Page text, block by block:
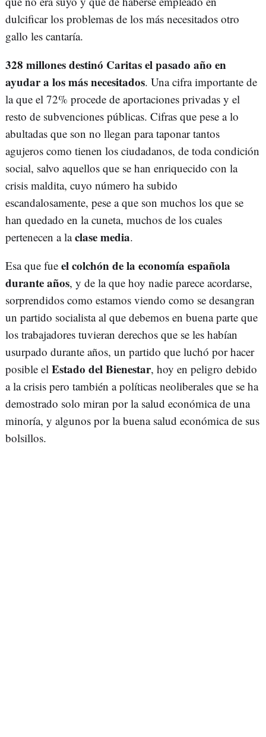
dulcificar los problemas de los más necesitados otro
gallo les cantaría.
328 millones destinó Caritas el pasado año en
ayudar a los más necesitados. Una cifra importante de
la que el 72% procede de aportaciones privadas y el
resto de subvenciones públicas. Cifras que pese a lo
abultadas que son no llegan para taponar tantos
agujeros como tienen los ciudadanos, de toda condición
social, salvo aquellos que se han enriquecido con la
crisis maldita, cuyo número ha subido
escandalosamente, pese a que son muchos los que se
han quedado en la cuneta, muchos de los cuales
pertenecen a laclase media.
Esa que fue el colchón de la economía española
durante años, y de la que hoy nadie parece acordarse,
sorprendidos como estamos viendo como se desangran
un partido socialista al que debemos en buena parte que
los trabajadores tuvieran derechos que se les habían
usurpado durante años, un partido que luchó por hacer
posible el Estado del Bienestar, hoy en peligro debido
a la crisis pero también a políticas neoliberales que se ha
demostrado solo miran por la salud económica de una
minoría, y algunos por la buena salud económica de sus
bolsillos.